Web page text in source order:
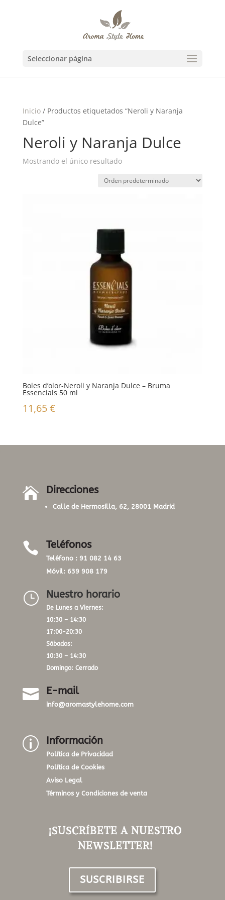
Seleccionar página
Inicio/ Productos etiquetados “Neroli y Naranja
Dulce”
Neroli y Naranja Dulce
Mostrando el único resultado
Boles d’olor-Neroli y Naranja Dulce – Bruma
Essencials 50 ml
11,65€
 Direcciones
Calle de Hermosilla, 62, 28001 Madrid
 Teléfonos
Teléfono : 91 082 14 63
Móvil: 639 908 179
} Nuestro horario
De Lunes a Viernes:
10:30 – 14:30
17:00-20:30
Sábados:
10:30 – 14:30
Domingo: Cerrado
 E-mail
info@aromastylehome.com
p Información
Política de Privacidad
Política de Cookies
Aviso Legal
Términos y Condiciones de venta
¡SUSCRÍBETE A NUESTRO
NEWSLETTER!
SUSCRIBIRSE